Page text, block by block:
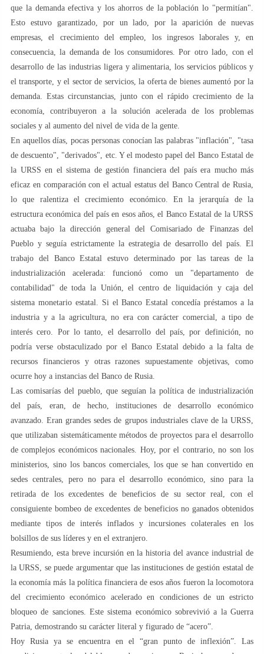
que la demanda efectiva y los ahorros de la población lo "permitían".
Esto estuvo garantizado, por un lado, por la aparición de nuevas
empresas, el crecimiento del empleo, los ingresos laborales y, en
consecuencia, la demanda de los consumidores. Por otro lado, con el
desarrollo de las industrias ligera y alimentaria, los servicios públicos y
el transporte, y el sector de servicios, la oferta de bienes aumentó por la
demanda. Estas circunstancias, junto con el rápido crecimiento de la
economía, contribuyeron a la solución acelerada de los problemas
sociales y al aumento del nivel de vida de la gente.
En aquellos días, pocas personas conocían las palabras "inflación", "tasa
de descuento", "derivados", etc. Y el modesto papel del Banco Estatal de
la URSS en el sistema de gestión financiera del país era mucho más
eficaz en comparación con el actual estatus del Banco Central de Rusia,
lo que ralentiza el crecimiento económico. En la jerarquía de la
estructura económica del país en esos años, el Banco Estatal de la URSS
actuaba bajo la dirección general del Comisariado de Finanzas del
Pueblo y seguía estrictamente la estrategia de desarrollo del país. El
trabajo del Banco Estatal estuvo determinado por las tareas de la
industrialización acelerada: funcionó como un "departamento de
contabilidad" de toda la Unión, el centro de liquidación y caja del
sistema monetario estatal. Si el Banco Estatal concedía préstamos a la
industria y a la agricultura, no era con carácter comercial, a tipo de
interés cero. Por lo tanto, el desarrollo del país, por definición, no
podría verse obstaculizado por el Banco Estatal debido a la falta de
recursos financieros y otras razones supuestamente objetivas, como
ocurre hoy a instancias del Banco de Rusia.
Las comisarías del pueblo, que seguían la política de industrialización
del país, eran, de hecho, instituciones de desarrollo económico
avanzado. Eran grandes sedes de grupos industriales clave de la URSS,
que utilizaban sistemáticamente métodos de proyectos para el desarrollo
de complejos económicos nacionales. Hoy, por el contrario, no son los
ministerios, sino los bancos comerciales, los que se han convertido en
sedes centrales, pero no para el desarrollo económico, sino para la
retirada de los excedentes de beneficios de su sector real, con el
consiguiente bombeo de excedentes de beneficios no ganados obtenidos
mediante tipos de interés inflados y incursiones colaterales en los
bolsillos de sus líderes y en el extranjero.
Resumiendo, esta breve incursión en la historia del avance industrial de
la URSS, se puede argumentar que las instituciones de gestión estatal de
la economía más la política financiera de esos años fueron la locomotora
del crecimiento económico acelerado en condiciones de un estricto
bloqueo de sanciones. Este sistema económico sobrevivió a la Guerra
Patria, demostrando su carácter literal y figurado de “acero”.
Hoy Rusia ya se encuentra en el “gran punto de inflexión”. Las